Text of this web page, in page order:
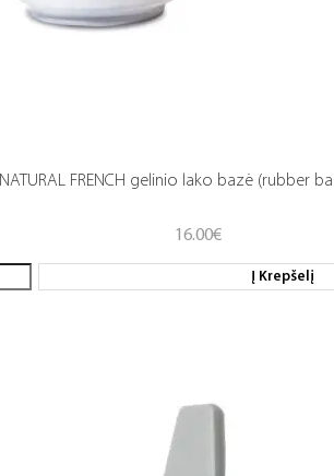
NATURAL FRENCH gelinio lako bazė (rubber
16.00€
Į Krepšelį